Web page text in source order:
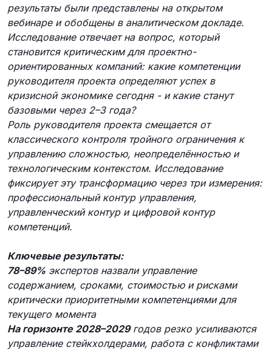
результаты были представлены на открытом
вебинаре и обобщены в аналитическом докладе.
Исследование отвечает на вопрос, который
становится критическим для проектно-
ориентированных компаний: какие компетенции
руководителя проекта определяют успех в
кризисной экономике сегодня - и какие станут
базовыми через 2–3 года?
Роль руководителя проекта смещается от
классического контроля тройного ограничения к
управлению сложностью, неопределённостью и
технологическим контекстом. Исследование
фиксирует эту трансформацию через три измерения:
профессиональный контур управления,
управленческий контур и цифровой контур
компетенций.
Ключевые результаты:
78–89% экспертов назвали управление
содержанием, сроками, стоимостью и рисками
критически приоритетными компетенциями для
текущего момента
На горизонте 2028–2029годов резко усиливаются
управление стейкхолдерами, работа с конфликтами